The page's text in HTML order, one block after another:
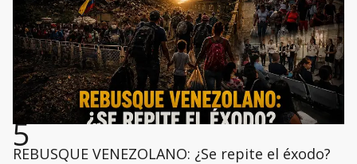
5
REBUSQUE VENEZOLANO: ¿Se repite el éxodo?